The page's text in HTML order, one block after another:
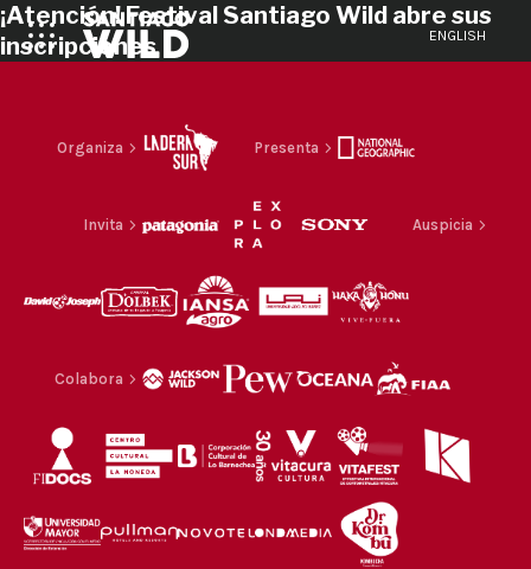
ENGLISH
¡Atención! Festival Santiago Wild abre sus
inscripciones
Organiza Presenta
Invita Auspicia
Colabora